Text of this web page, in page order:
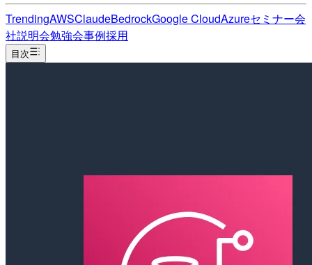
TrendingAWSClaudeBedrockGoogle CloudAzureセミナー会
社説明会勉強会事例採用
目次